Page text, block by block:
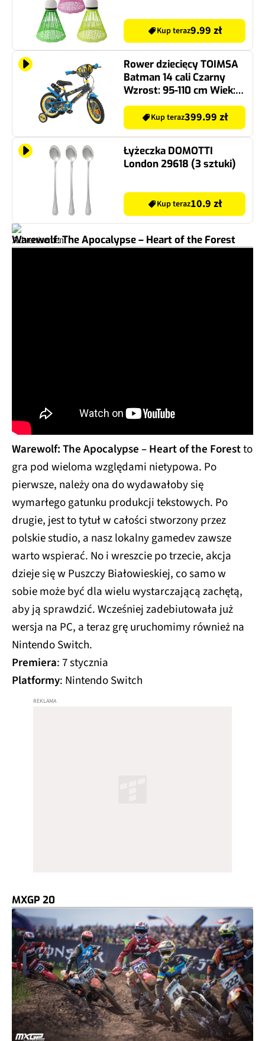
Kup teraz9.99 zł
Rower dziecięcy TOIMSA
Batman 14 cali Czarny
Wzrost: 95-110 cm Wiek:
4-6 lat
Kup teraz399.99 zł
Łyżeczka DOMOTTI
London 29618 (3 sztuki)
Kup teraz10.9 zł
Warewolf: The Apocalypse – Heart of the Forest
Warewolf: The Apocalypse – Heart of the Forestto
gra pod wieloma względami nietypowa. Po
pierwsze, należy ona do wydawałoby się
wymarłego gatunku produkcji tekstowych. Po
drugie, jest to tytuł w całości stworzony przez
polskie studio, a nasz lokalny gamedev zawsze
warto wspierać. No i wreszcie po trzecie, akcja
dzieje się w Puszczy Białowieskiej, co samo w
sobie może być dla wielu wystarczającą zachętą,
aby ją sprawdzić. Wcześniej zadebiutowała już
wersja na PC, a teraz grę uruchomimy również na
Nintendo Switch.
Premiera: 7 stycznia
Platformy: Nintendo Switch
MXGP 20